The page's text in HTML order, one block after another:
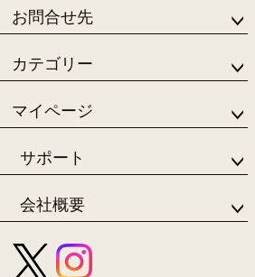
お問合せ先
カテゴリー
マイページ
サポート
会社概要